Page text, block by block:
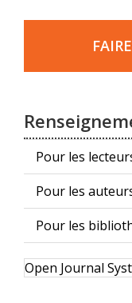
Faire
Pour les
Pour les
Pour les
Développé
par
Open Journal